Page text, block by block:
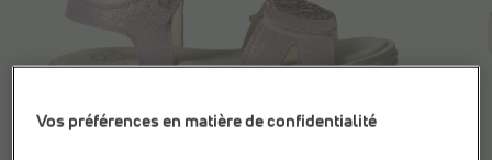
Vos préférences en matière de confidentialité